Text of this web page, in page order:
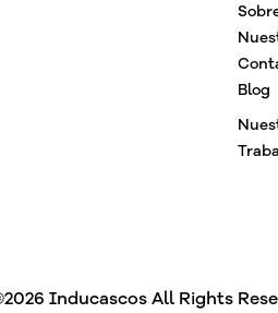
Blog
Inducascos All Rights